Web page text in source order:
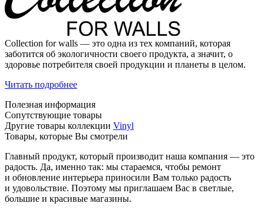
Collection for walls — это одна из тех компаний, которая
заботится об экологичности своего продукта, а значит, о
здоровье потребителя своей продукции и планеты в целом.
Читать подробнее
Полезная информация
Сопутствующие товары
Другие товары коллекции Vinyl
Товары, которые Вы смотрели
Главный продукт, который производит наша компания — это
радость. Да, именно так: мы стараемся, чтобы ремонт
и обновление интерьера приносили Вам только радость
и удовольствие. Поэтому мы приглашаем Вас в светлые,
большие и красивые магазины.